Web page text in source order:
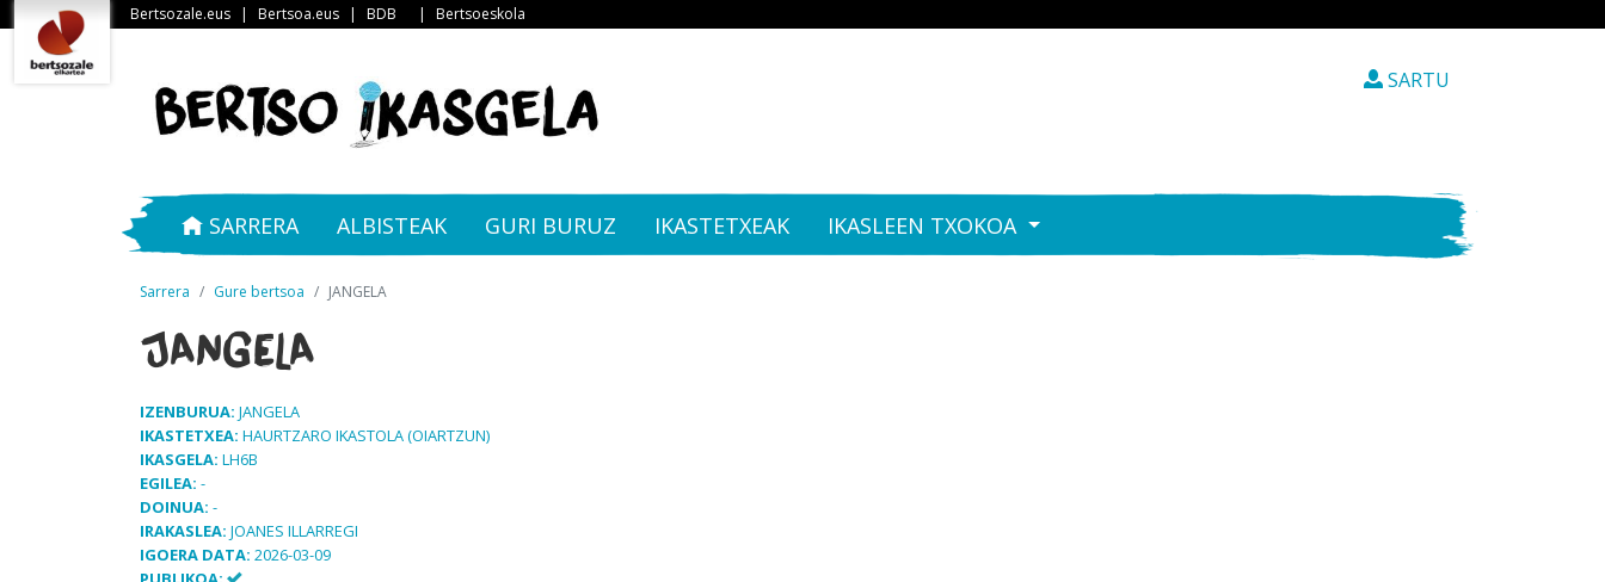
Bertsozale.eus | Bertsoa.eus | BDB | Bertsoeskola
SARTU
SARRERA ALBISTEAK GURI BURUZ IKASTETXEAK IKASLEEN TXOKOA
Sarrera Gure bertsoa JANGELA
JANGELA
IZENBURUA: JANGELA
IKASTETXEA: HAURTZARO IKASTOLA (OIARTZUN)
IKASGELA: LH6B
EGILEA: -
DOINUA: -
IRAKASLEA: JOANES ILLARREGI
IGOERA DATA: 2026-03-09